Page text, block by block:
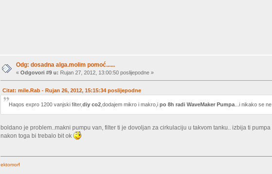
Odg: dosadna alga.molim pomoć......
«Odgovori #9 u: Rujan 27, 2012, 13:00:50 poslijepodne »
Citat: mile.Rab - Rujan 26, 2012, 15:15:34 poslijepodne
Haqos expro 1200 vanjski filter,diy co2,dodajem mikro i makro,i po 8h radi WaveMaker Pumpa...i nikako se ne
boldano je problem..makni pumpu van, filter ti je dovoljan za cirkulaciju u takvom tanku.. izbija ti
nakon toga bi trebalo bit ok
ektomorf